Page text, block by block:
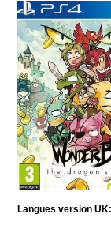
Langues version UK: